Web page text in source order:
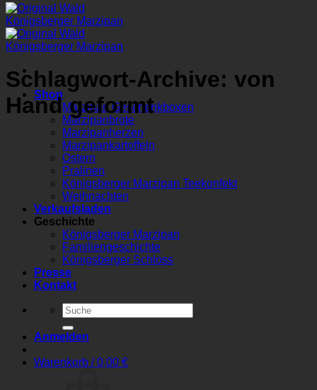
Shop
Marzipan Geschenkboxen
Marzipanbrote
Marzipanherzen
Marzipankartoffeln
Ostern
Pralinen
Königsberger Marzipan Teekonfekt
Weihnachten
Verkaufsladen
Geschichte
Königsberger Marzipan
Familiengeschichte
Königsberger Schloss
Presse
Kontakt
Suchen
nach:
Anmelden
Warenkorb /0,00 €
Schlagwort-Archive: von
Hand ge­formt